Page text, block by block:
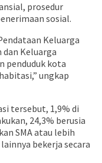
prosedur
sosial.
Keluarga
dan Keluarga
penduduk kota
ungkap
tersebut, 1,9% di
24,3% berusia
SMA atau lebih
bekerja secara